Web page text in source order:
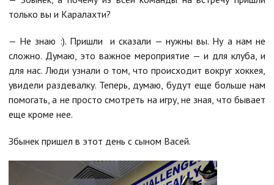
только вы и Каралахти?
— Не знаю :). Пришли и сказали — нужны вы. Ну а нам не
сложно. Думаю, это важное мероприятие — и для клуба, и
для нас. Люди узнали о том, что происходит вокруг хоккея,
увидели раздевалку. Теперь, думаю, будут еще больше нам
помогать, а не просто смотреть на игру, не зная, что бывает
еще кроме нее.
Збынек пришел в этот день с сыном Васей.